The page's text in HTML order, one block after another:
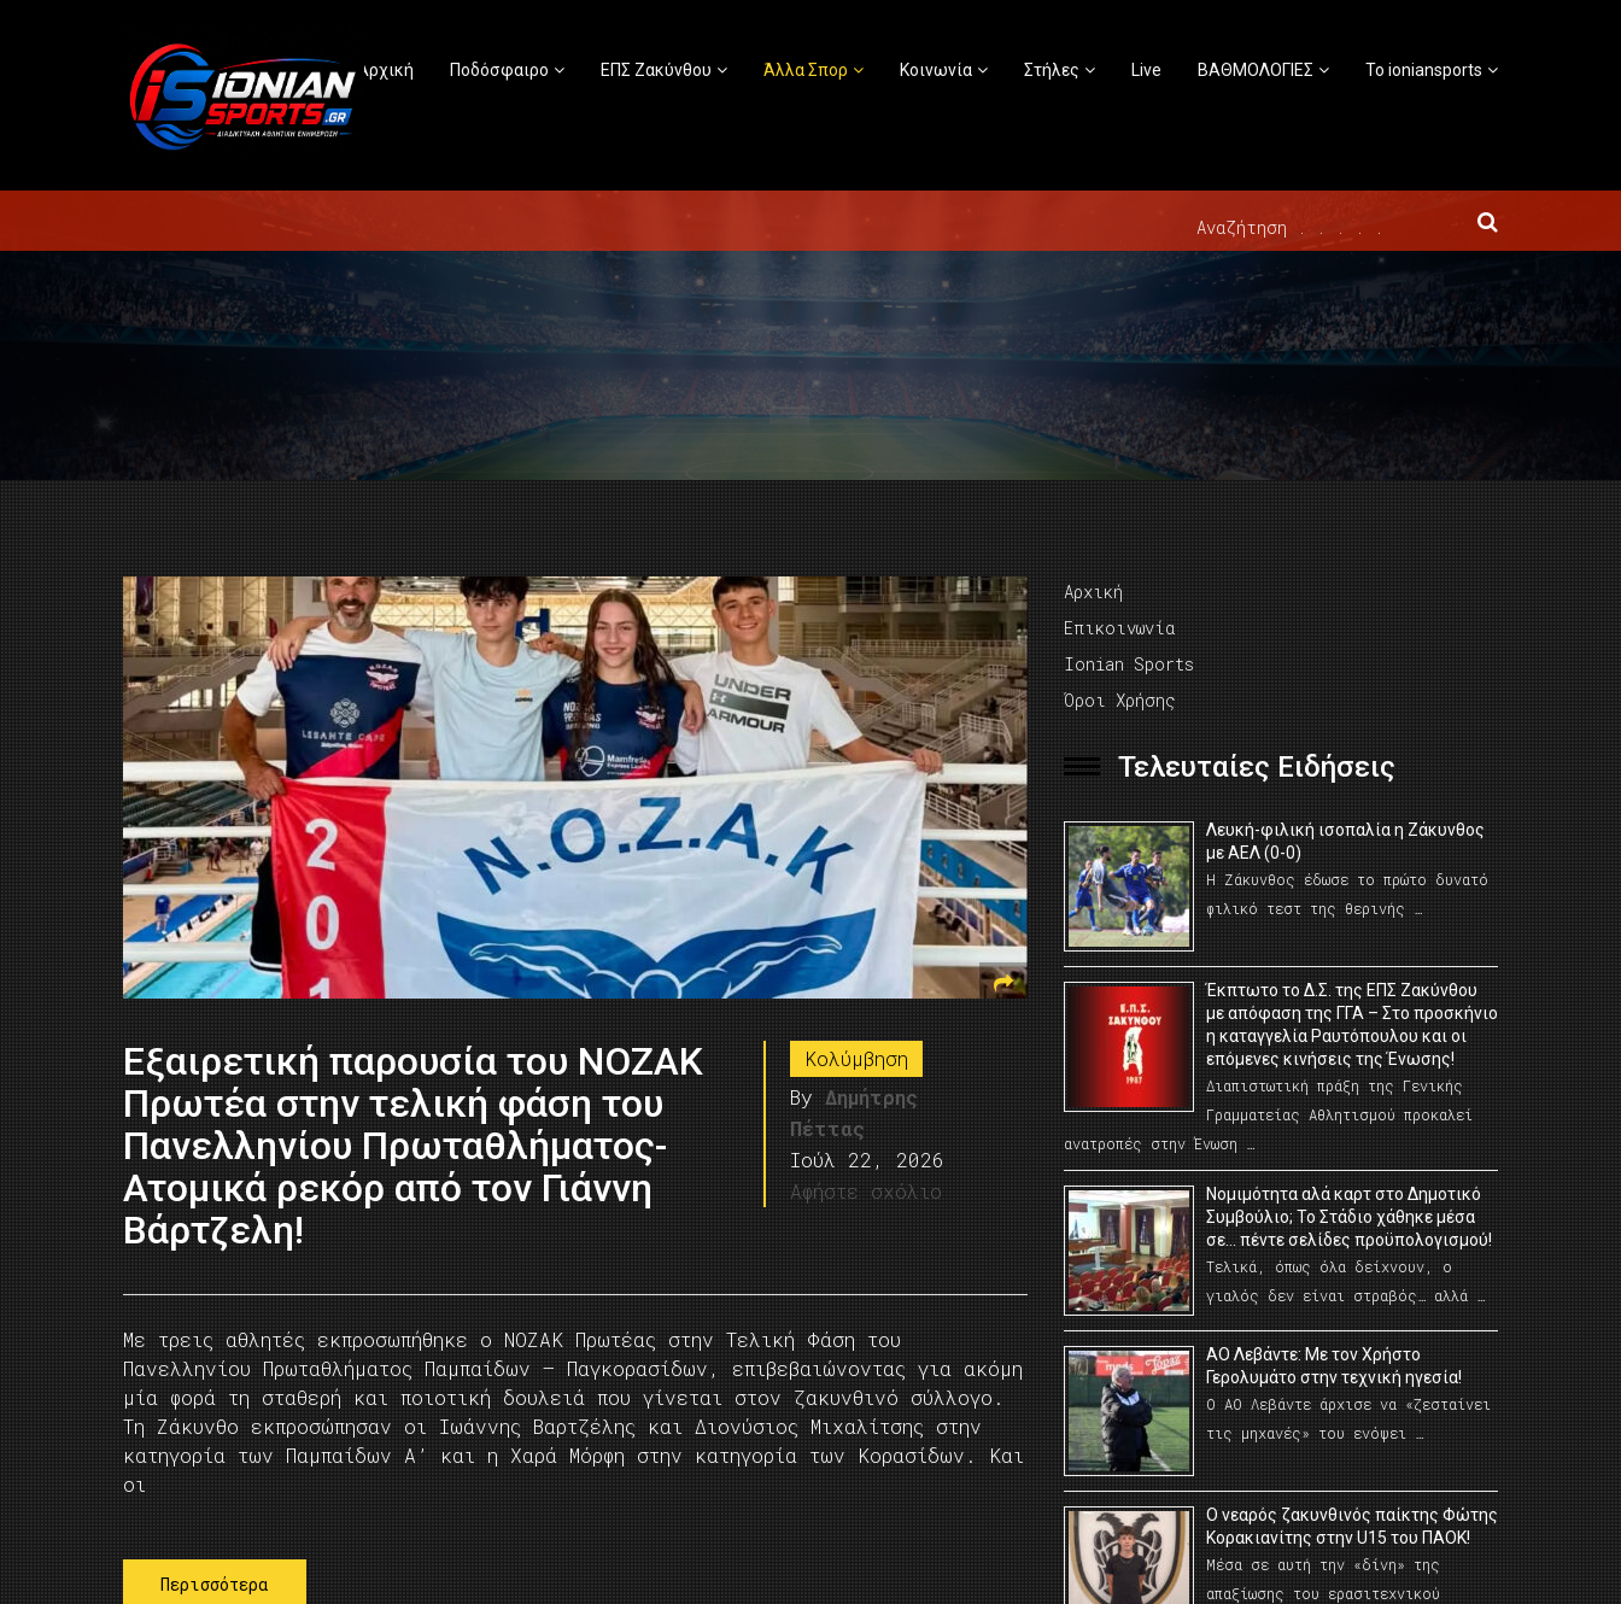
Αρχική Ποδόσφαιρο ΕΠΣ Ζακύνθου Άλλα Σπορ Κοινωνία Στήλες Live ΒΑΘΜΟΛΟΓΙΕΣ Το ioniansports
Εξαιρετική παρουσία του ΝΟΖΑΚ
Πρωτέα στην τελική φάση του
Πανελληνίου Πρωταθλήματος-
Ατομικά ρεκόρ από τον Γιάννη
Βάρτζελη!
Κολύμβηση
By Δημήτρης
Πέττας
Ιούλ 22, 2026
Αφήστε σχόλιο
Με τρεις αθλητές εκπροσωπήθηκε ο ΝΟΖΑΚ Πρωτέας στην Τελική Φάση του
Πανελληνίου Πρωταθλήματος Παμπαίδων – Παγκορασίδων, επιβεβαιώνοντας για ακόμη
μία φορά τη σταθερή και ποιοτική δουλειά που γίνεται στον ζακυνθινό σύλλογο.
Τη Ζάκυνθο εκπροσώπησαν οι Ιωάννης Βαρτζέλης και Διονύσιος Μιχαλίτσης στην
κατηγορία των Παμπαίδων Α’ και η Χαρά Μόρφη στην κατηγορία των Κορασίδων. Και
οι
Περισσότερα
Αρχική
Επικοινωνία
Ionian Sports
Όροι Χρήσης
Τελευταίες Ειδήσεις
Λευκή-φιλική ισοπαλία η Ζάκυνθος
με ΑΕΛ (0-0)
Η Ζάκυνθος έδωσε το πρώτο δυνατό
φιλικό τεστ της θερινής …
Έκπτωτο το Δ.Σ. της ΕΠΣ Ζακύνθου
με απόφαση της ΓΓΑ – Στο προσκήνιο
η καταγγελία Ραυτόπουλου και οι
επόμενες κινήσεις της Ένωσης!
Διαπιστωτική πράξη της Γενικής
Γραμματείας Αθλητισμού προκαλεί
ανατροπές στην Ένωση …
Νομιμότητα αλά καρτ στο Δημοτικό
Συμβούλιο; Το Στάδιο χάθηκε μέσα
σε… πέντε σελίδες προϋπολογισμού!
Τελικά, όπως όλα δείχνουν, ο
γιαλός δεν είναι στραβός… αλλά …
ΑΟ Λεβάντε: Με τον Χρήστο
Γερολυμάτο στην τεχνική ηγεσία!
Ο ΑΟ Λεβάντε άρχισε να «ζεσταίνει
τις μηχανές» του ενόψει …
O νεαρός ζακυνθινός παίκτης Φώτης
Κορακιανίτης στην U15 του ΠΑΟΚ!
Μέσα σε αυτή την «δίνη» της
απαξίωσης του ερασιτεχνικού